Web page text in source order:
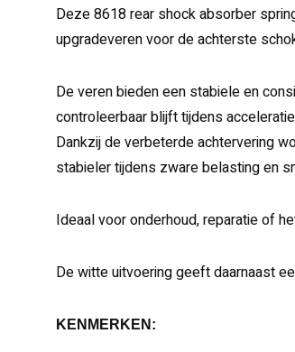
Deze 8618 rear shock absorber
upgradeveren voor de achterste
De veren bieden een stabiele en
controleerbaar blijft tijdens
Dankzij de verbeterde achtervering
stabieler tijdens zware belasting en
Ideaal voor onderhoud, reparatie of
De witte uitvoering geeft daarnaast
KENMERKEN: